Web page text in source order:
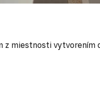
miestnosti